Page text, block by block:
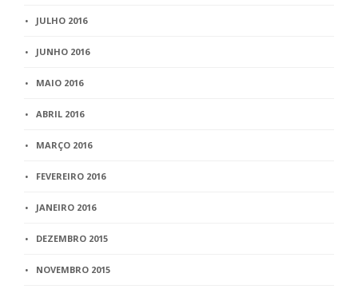
JULHO 2016
JUNHO 2016
MAIO 2016
ABRIL 2016
MARÇO 2016
FEVEREIRO 2016
JANEIRO 2016
DEZEMBRO 2015
NOVEMBRO 2015